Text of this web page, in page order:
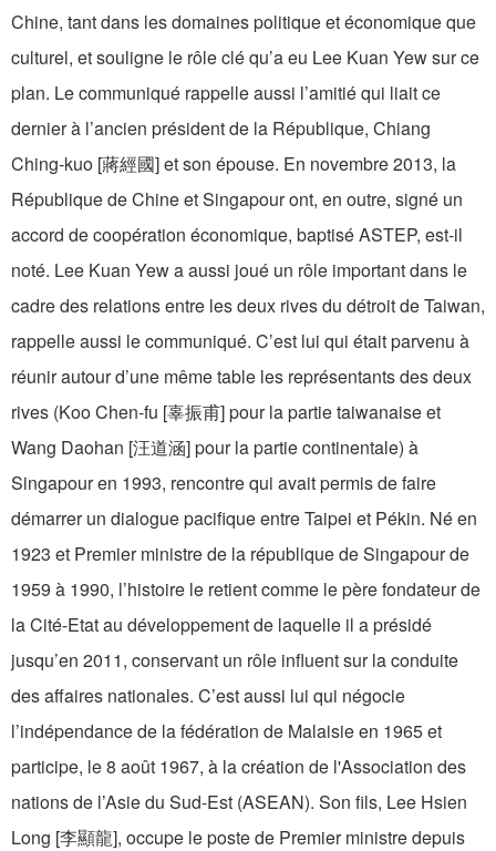
Chine, tant dans les domaines politique et économique que
culturel, et souligne le rôle clé qu’a eu Lee Kuan Yew sur ce
plan. Le communiqué rappelle aussi l’amitié qui liait ce
dernier à l’ancien président de la République, Chiang
Ching-kuo [蔣經國] et son épouse. En novembre 2013, la
République de Chine et Singapour ont, en outre, signé un
accord de coopération économique, baptisé ASTEP, est-il
noté. Lee Kuan Yew a aussi joué un rôle important dans le
cadre des relations entre les deux rives du détroit de Taiwan,
rappelle aussi le communiqué. C’est lui qui était parvenu à
réunir autour d’une même table les représentants des deux
rives (Koo Chen-fu [辜振甫] pour la partie taiwanaise et
Wang Daohan [汪道涵] pour la partie continentale) à
Singapour en 1993, rencontre qui avait permis de faire
démarrer un dialogue pacifique entre Taipei et Pékin. Né en
1923 et Premier ministre de la république de Singapour de
1959 à 1990, l’histoire le retient comme le père fondateur de
la Cité-Etat au développement de laquelle il a présidé
jusqu’en 2011, conservant un rôle influent sur la conduite
des affaires nationales. C’est aussi lui qui négocie
l’indépendance de la fédération de Malaisie en 1965 et
participe, le 8 août 1967, à la création de l'Association des
nations de l’Asie du Sud-Est (ASEAN). Son fils, Lee Hsien
Long [李顯龍], occupe le poste de Premier ministre depuis